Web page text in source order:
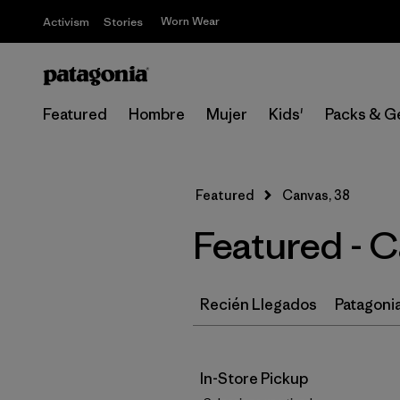
Activism Stories Worn Wear
Featured Hombre Mujer Kids' Packs &
Featured Canvas, 38
Featured -
Recién Llegados
In-Store Pickup